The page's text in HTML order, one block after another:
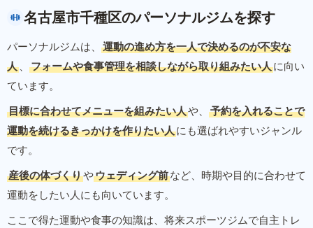
名古屋市千種区のパーソナルジムを探す
パーソナルジムは、
運動の進め方を一人で決めるのが不安な
人 、 フォームや食事管理を相談しながら取り組みたい人に向い
ています。
目標に合わせてメニューを組みたい人や、
予約を入れることで
運動を続けるきっかけを作りたい人にも選ばれやすいジャンル
です。
産後の体づくりやウェディング前など、時期や目的に合わせて
運動をしたい人にも向いています。
ここで得た運動や食事の知識は、将来スポーツジムで自主トレ